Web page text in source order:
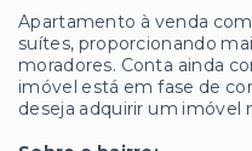
Apartamento à venda
suítes, proporcionando
moradores. Conta ainda
imóvel está em fase de
deseja adquirir um imóvel